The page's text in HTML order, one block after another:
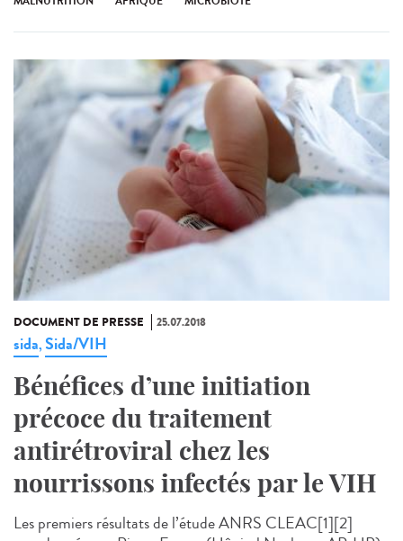
DOCUMENT DE PRESSE 25.07.2018
sida,Sida/VIH
Bénéfices d’une initiation
précoce du traitement
antirétroviral chez les
nourrissons infectés par le VIH
Les premiers résultats de l’étude ANRS CLEAC[1][2]